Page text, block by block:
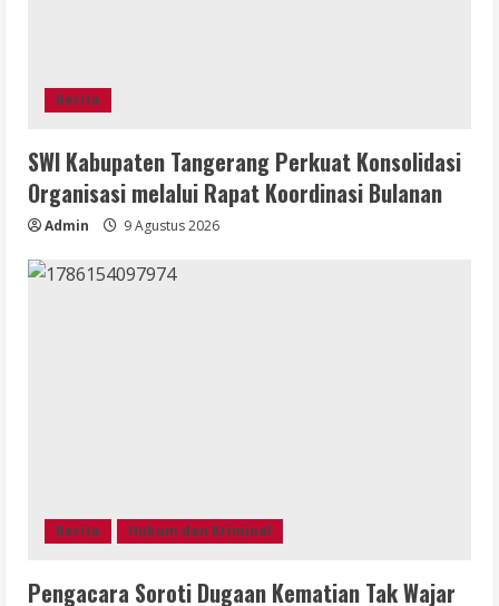
Berita
SWI Kabupaten Tangerang Perkuat Konsolidasi
Organisasi melalui Rapat Koordinasi Bulanan
Admin 9 Agustus 2026
Berita Hukum dan Kriminal
Pengacara Soroti Dugaan Kematian Tak Wajar